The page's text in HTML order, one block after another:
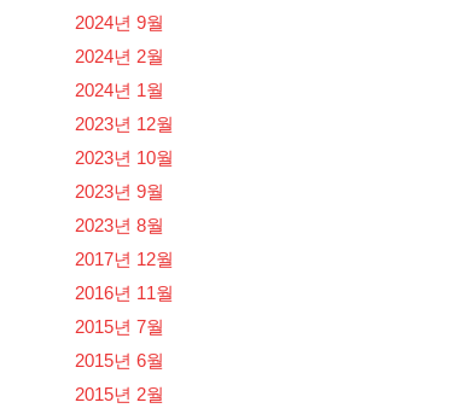
2024년 9월
2024년 2월
2024년 1월
2023년 12월
2023년 10월
2023년 9월
2023년 8월
2017년 12월
2016년 11월
2015년 7월
2015년 6월
2015년 2월